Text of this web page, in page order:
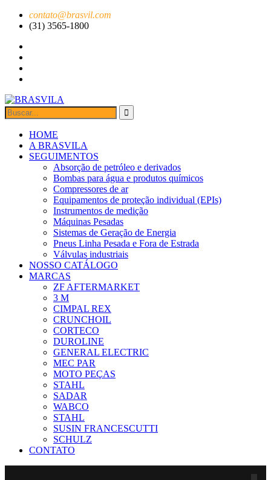
contato@brasvil.com
(31) 3565-1800
HOME
A BRASVILA
SEGUIMENTOS
Absorção de petróleo e derivados
Bombas para água e produtos químicos
Compressores de ar
Equipamentos de proteção individual (EPIs)
Instrumentos de medição
Máquinas Pesadas
Sistemas de Geração de Energia
Pneus Linha Pesada e Fora de Estrada
Válvulas industriais
NOSSO CATÁLOGO
MARCAS
ZF AFTERMARKET
3 M
CIMPAL REX
CRUNCHOIL
CORTECO
DUROLINE
GENERAL ELECTRIC
MEC PAR
MOTO PEÇAS
STAHL
SADAR
WABCO
STAHL
SUSIN FRANCESCUTTI
SCHULZ
CONTATO